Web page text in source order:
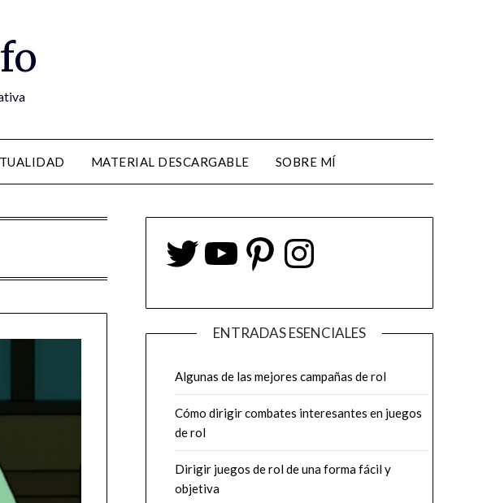
MATERIAL DESCARGABLE SOBRE MÍ
ENTRADAS ESENCIALES
Algunas de las mejores campañas de rol
Cómo dirigir combates interesantes en juegos
de rol
Dirigir juegos de rol de una forma fácil y
objetiva